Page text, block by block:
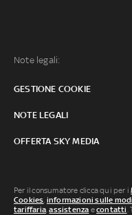
Note legali:
GESTIONE COOKIE
NOTE LEGALI
OFFERTA SKY MEDIA
Per il consumatore clicca qui per i
Cookies, informazioni sulle
tariffaria,assistenza econtatti.